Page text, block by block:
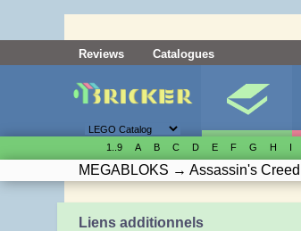
Reviews Catalogues
1..9 A B C D E F G H I
MEGABLOKS → Assassin's Creed
Liens additionnels